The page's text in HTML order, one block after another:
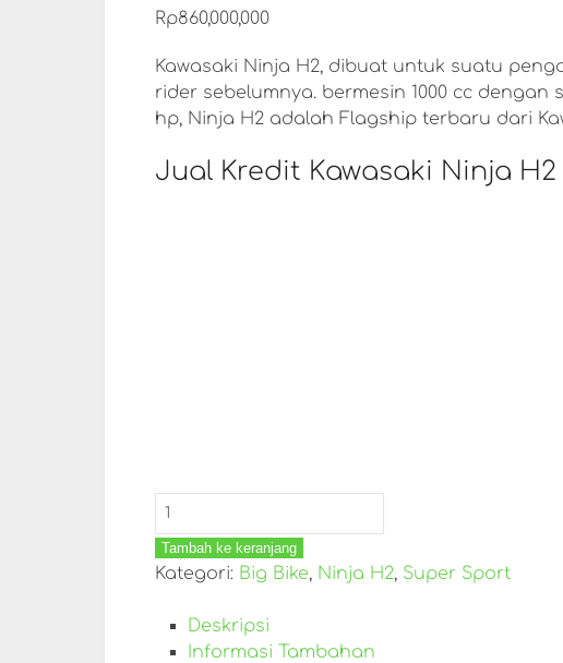
Rp860,000,000
Kawasaki Ninja H2, dibuat untuk suatu
rider sebelumnya. bermesin 1000 cc dengan
hp, Ninja H2 adalah Flagship terbaru dari
Jual Kredit Kawasaki Ninja H2
Tambah ke keranjang
Kategori: Big Bike, Ninja H2, Super Sport
Deskripsi
Informasi Tambahan